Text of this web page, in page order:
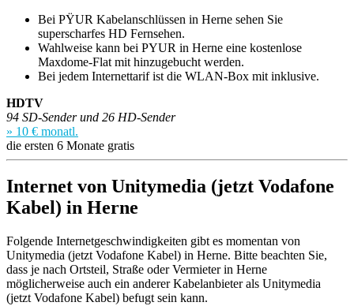
Bei PŸUR Kabelanschlüssen in Herne sehen Sie
superscharfes HD Fernsehen.
Wahlweise kann bei PYUR in Herne eine kostenlose
Maxdome-Flat mit hinzugebucht werden.
Bei jedem Internettarif ist die WLAN-Box mit inklusive.
HDTV
94 SD-Sender und 26 HD-Sender
» 10 € monatl.
die ersten 6 Monate gratis
Internet von Unitymedia (jetzt Vodafone
Kabel) in Herne
Folgende Internetgeschwindigkeiten gibt es momentan von
Unitymedia (jetzt Vodafone Kabel) in Herne. Bitte beachten Sie,
dass je nach Ortsteil, Straße oder Vermieter in Herne
möglicherweise auch ein anderer Kabelanbieter als Unitymedia
(jetzt Vodafone Kabel) befugt sein kann.